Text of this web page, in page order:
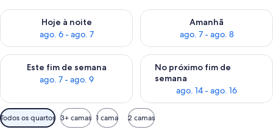
Hoje à noite
ago. 6 - ago. 7
Verifica a disponibilidade para esta noite, ago. 6 - ago. 7
Amanhã
ago. 7 - ago. 8
Verifica a disponibilidade
Este fim de semana
ago. 7 - ago. 9
Verifica a disponibilidade para este fim de semana, ago. 7 -
No próximo fim de
semana
ago. 14 - ago. 16
Verifica a disponibilidade
Filtros
disponíveis
Todos os quartos 3+ camas 1 cama 2 camas